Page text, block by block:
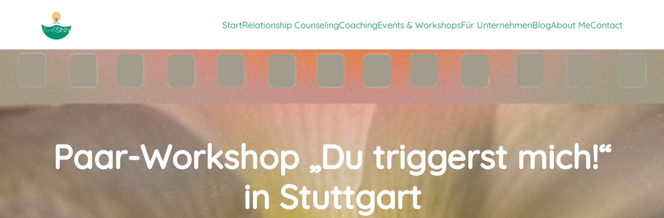
StartRelationship Counseling
Show submenu items of 'Paartherapie'
CoachingEvents & Workshops
Show submenu items of 'Events & Workshops'
Für Unternehmen
Show submenu items of 'Für Unternehmen'
Blog
Show submenu items of 'Blog'
About MeContact
Paar-Workshop „Du triggerst mich!“
in Stuttgart